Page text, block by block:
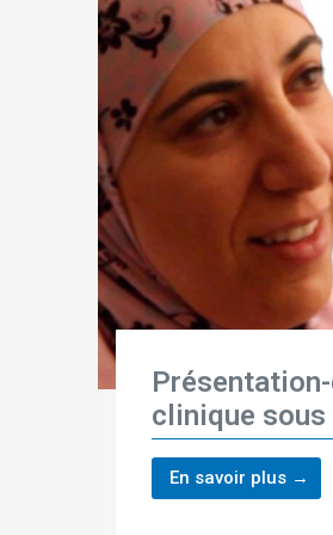
Présentation-
clinique sous
En savoir plus →